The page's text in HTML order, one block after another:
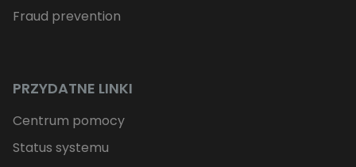
Fraud prevention
PRZYDATNE LINKI
Centrum pomocy
Status systemu